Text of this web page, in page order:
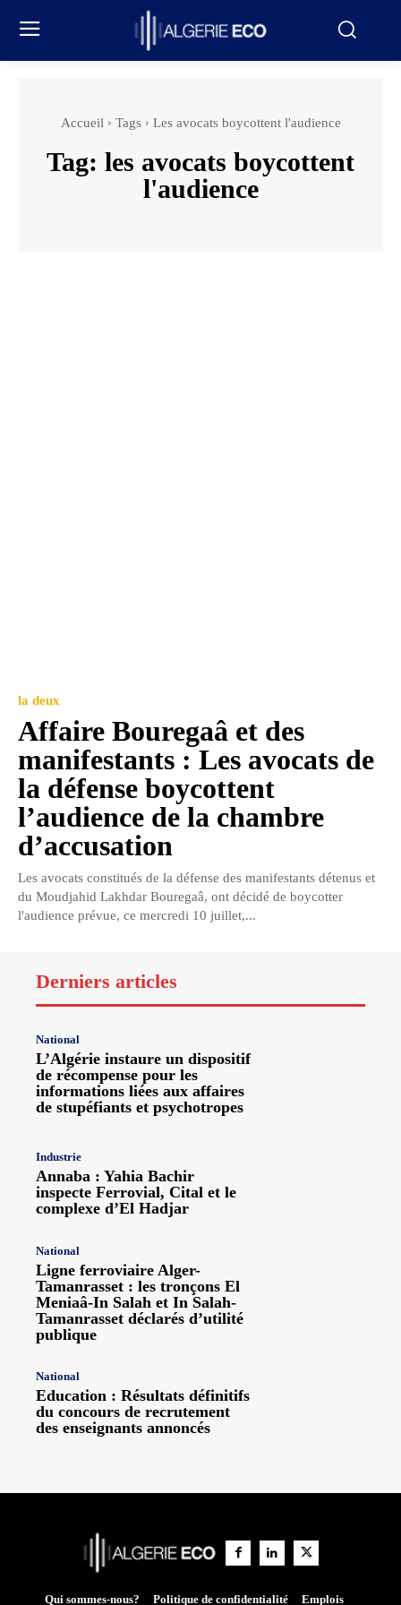
Accueil Tags Les avocats boycottent l'audience
Tag: les avocats boycottent
l'audience
la deux
Affaire Bouregaâ et des
manifestants : Les avocats de
la défense boycottent
l’audience de la chambre
d’accusation
Les avocats constitués de la défense des manifestants détenus et
du Moudjahid Lakhdar Bouregaâ, ont décidé de boycotter
l'audience prévue, ce mercredi 10 juillet,...
Derniers articles
National
L’Algérie instaure un dispositif
de récompense pour les
informations liées aux affaires
de stupéfiants et psychotropes
Industrie
Annaba : Yahia Bachir
inspecte Ferrovial, Cital et le
complexe d’El Hadjar
National
Ligne ferroviaire Alger-
Tamanrasset : les tronçons El
Meniaâ-In Salah et In Salah-
Tamanrasset déclarés d’utilité
publique
National
Education : Résultats définitifs
du concours de recrutement
des enseignants annoncés
Qui sommes-nous? Politique de confidentialité Emplois